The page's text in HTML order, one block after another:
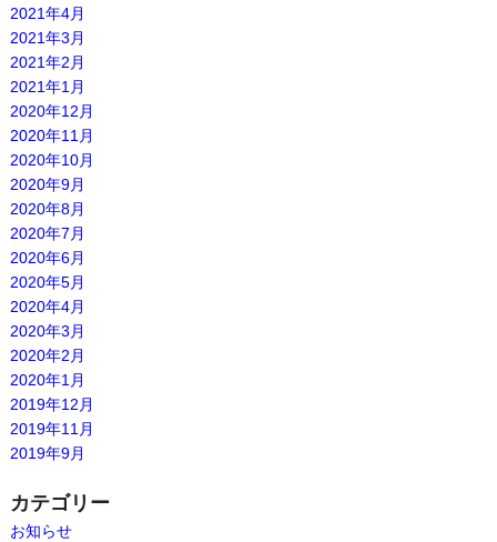
2021年4月
2021年3月
2021年2月
2021年1月
2020年12月
2020年11月
2020年10月
2020年9月
2020年8月
2020年7月
2020年6月
2020年5月
2020年4月
2020年3月
2020年2月
2020年1月
2019年12月
2019年11月
2019年9月
カテゴリー
お知らせ